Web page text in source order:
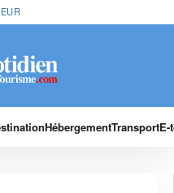
HébergementTransport